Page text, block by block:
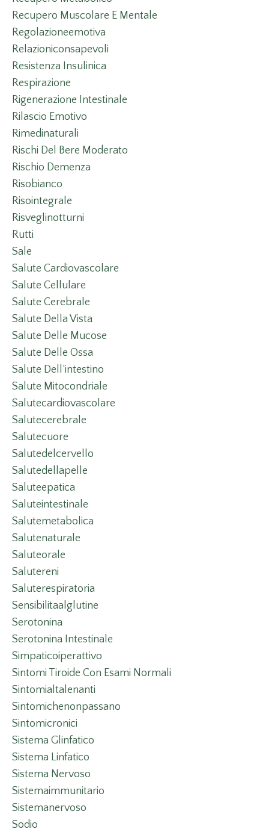
Recupero Muscolare E Mentale
Regolazioneemotiva
Relazioniconsapevoli
Resistenza Insulinica
Respirazione
Rigenerazione Intestinale
Rilascio Emotivo
Rimedinaturali
Rischi Del Bere Moderato
Rischio Demenza
Risobianco
Risointegrale
Risveglinotturni
Rutti
Sale
Salute Cardiovascolare
Salute Cellulare
Salute Cerebrale
Salute Della Vista
Salute Delle Mucose
Salute Delle Ossa
Salute Dell’intestino
Salute Mitocondriale
Salutecardiovascolare
Salutecerebrale
Salutecuore
Salutedelcervello
Salutedellapelle
Saluteepatica
Saluteintestinale
Salutemetabolica
Salutenaturale
Saluteorale
Salutereni
Saluterespiratoria
Sensibilitaalglutine
Serotonina
Serotonina Intestinale
Simpaticoiperattivo
Sintomi Tiroide Con Esami Normali
Sintomialtalenanti
Sintomichenonpassano
Sintomicronici
Sistema Glinfatico
Sistema Linfatico
Sistema Nervoso
Sistemaimmunitario
Sistemanervoso
Sodio